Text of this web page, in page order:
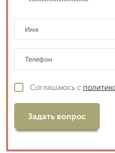
Соглашаюсь с
Задать вопрос